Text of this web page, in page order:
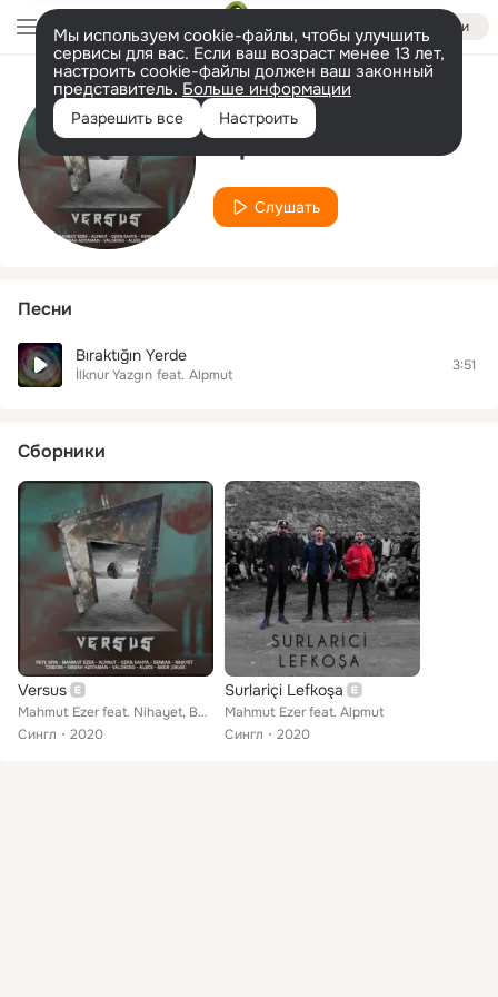
Войти
Мы используем cookie-файлы, чтобы улучшить
сервисы для вас. Если ваш возраст менее 13 лет,
настроить cookie-файлы должен ваш законный
представитель. Больше информации
Разрешить все Настроить
Исполнитель
Alpmut
Слушать
Песни
Bıraktığın Yerde
İlknur Yazgın feat. Alpmut
3:51
Сборники
Versus
Mahmut Ezer feat. Nihayet, Benkar, Alpmut, Feyk Bpm, Bekir Simsek, Ozan Kahya, Tendow, Alex, Valoroso, Emrah Adıyaman
Сингл
2020
Surlariçi Lefkoşa
Mahmut Ezer feat. Alpmut
Сингл
2020